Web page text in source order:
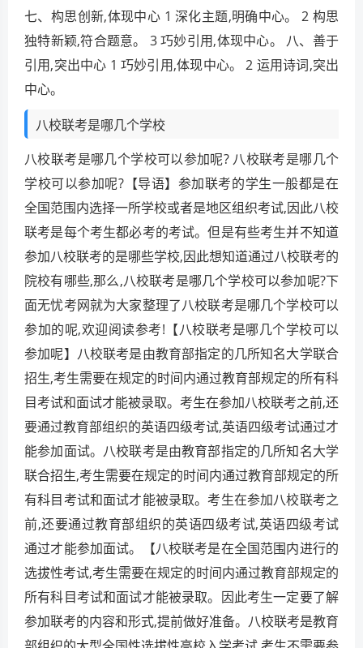
七、构思创新,体现中心 1 深化主题,明确中心。 2 构思
独特新颖,符合题意。 3 巧妙引用,体现中心。 八、善于
引用,突出中心 1 巧妙引用,体现中心。 2 运用诗词,突出
中心。
八校联考是哪几个学校
八校联考是哪几个学校可以参加呢? 八校联考是哪几个
学校可以参加呢?【导语】参加联考的学生一般都是在
全国范围内选择一所学校或者是地区组织考试,因此八校
联考是每个考生都必考的考试。但是有些考生并不知道
参加八校联考的是哪些学校,因此想知道通过八校联考的
院校有哪些,那么,八校联考是哪几个学校可以参加呢?下
面无忧考网就为大家整理了八校联考是哪几个学校可以
参加的呢,欢迎阅读参考!【八校联考是哪几个学校可以
参加呢】八校联考是由教育部指定的几所知名大学联合
招生,考生需要在规定的时间内通过教育部规定的所有科
目考试和面试才能被录取。考生在参加八校联考之前,还
要通过教育部组织的英语四级考试,英语四级考试通过才
能参加面试。八校联考是由教育部指定的几所知名大学
联合招生,考生需要在规定的时间内通过教育部规定的所
有科目考试和面试才能被录取。考生在参加八校联考之
前,还要通过教育部组织的英语四级考试,英语四级考试
通过才能参加面试。【八校联考是在全国范围内进行的
选拔性考试,考生需要在规定的时间内通过教育部规定的
所有科目考试和面试才能被录取。因此考生一定要了解
参加联考的内容和形式,提前做好准备。八校联考是教育